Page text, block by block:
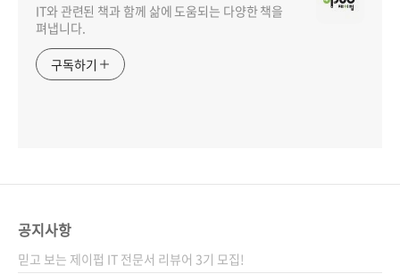
IT와 관련된 책과 함께 삶에 도움되는 다양한 책을
펴냅니다.
구독하기
공지사항
믿고 보는 제이펍 IT 전문서 리뷰어 3기 모집!